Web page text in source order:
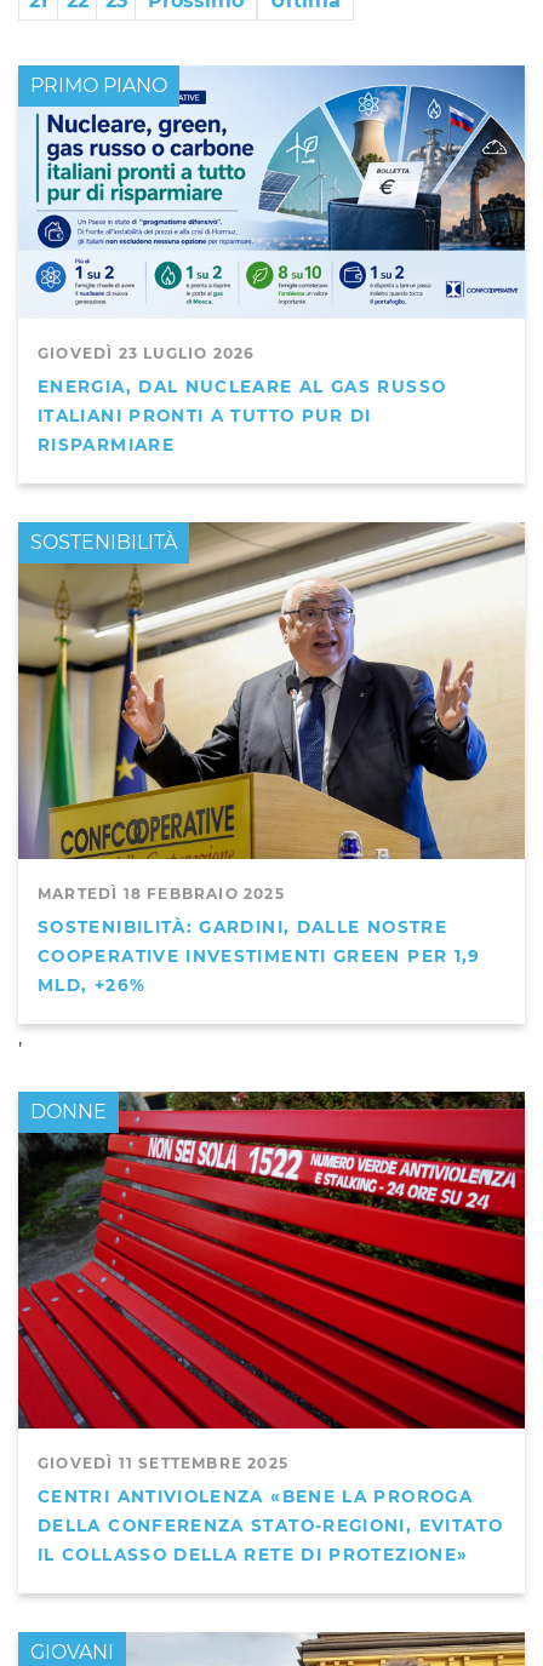
GIOVEDÌ 23 LUGLIO 2026
ENERGIA, DAL NUCLEARE AL GAS RUSSO
ITALIANI PRONTI A TUTTO PUR DI
RISPARMIARE
PRIMO PIANO
MARTEDÌ 18 FEBBRAIO 2025
SOSTENIBILITÀ: GARDINI, DALLE NOSTRE
COOPERATIVE INVESTIMENTI GREEN PER 1,9
MLD, +26%
PRIMO PIANO
,
SOSTENIBILITÀ
GIOVEDÌ 11 SETTEMBRE 2025
CENTRI ANTIVIOLENZA «BENE LA PROROGA
DELLA CONFERENZA STATO-REGIONI, EVITATO
IL COLLASSO DELLA RETE DI PROTEZIONE»
DONNE
GIOVANI